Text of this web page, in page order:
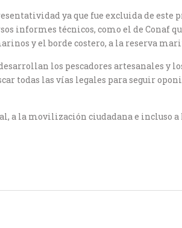
ya que fue excluida de
informes técnicos, como el de Conaf
y el borde costero, a la reserva
los pescadores artesanales y
todas las vías legales para seguir
a la movilización ciudadana e incluso